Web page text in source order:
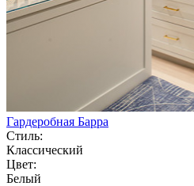
Гардеробная Барра
Стиль:
Классический
Цвет:
Белый